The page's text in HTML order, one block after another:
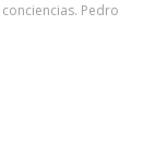
Pedro